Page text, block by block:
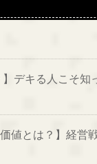
】デキる人こそ知
値とは？】経営